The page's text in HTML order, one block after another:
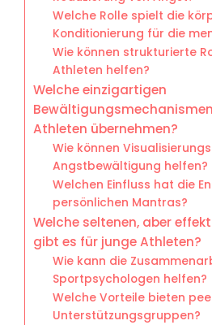
Welche Rolle spielt die
Konditionierung für die
Wie können strukturierte
Athleten helfen?
Welche einzigartigen
Athleten übernehmen?
Wie können
Angstbewältigung helfen?
Welchen Einfluss hat die
persönlichen Mantras?
Welche seltenen, aber
gibt es für junge Athleten?
Wie kann die
Sportpsychologen helfen?
Welche Vorteile bieten
Unterstützungsgruppen?